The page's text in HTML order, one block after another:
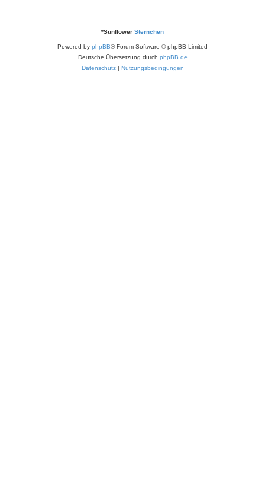
*Sunflower Sternchen
Powered by phpBB® Forum Software © phpBB Limited
Deutsche Übersetzung durch phpBB.de
Datenschutz | Nutzungsbedingungen